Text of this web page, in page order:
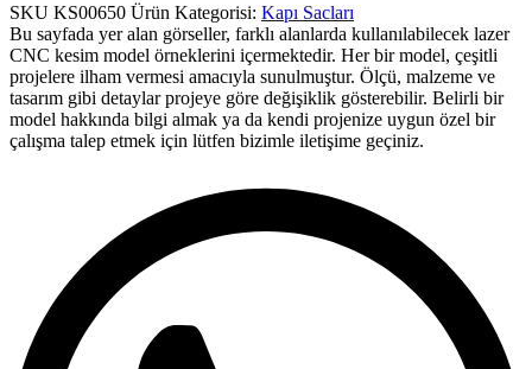
SKU KS00650 Ürün Kategorisi: Kapı Sacları
Bu sayfada yer alan görseller, farklı alanlarda kullanılabilecek lazer
CNC kesim model örneklerini içermektedir. Her bir model, çeşitli
projelere ilham vermesi amacıyla sunulmuştur. Ölçü, malzeme ve
tasarım gibi detaylar projeye göre değişiklik gösterebilir. Belirli bir
model hakkında bilgi almak ya da kendi projenize uygun özel bir
çalışma talep etmek için lütfen bizimle iletişime geçiniz.